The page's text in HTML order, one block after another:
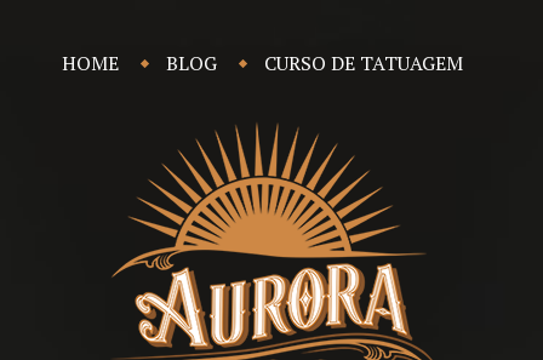
HOME BLOG CURSO DE TATUAGEM